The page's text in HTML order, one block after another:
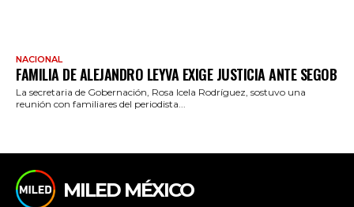
NACIONAL
FAMILIA DE ALEJANDRO LEYVA EXIGE JUSTICIA ANTE SEGOB
La secretaria de Gobernación, Rosa Icela Rodríguez, sostuvo una
reunión con familiares del periodista...
MILED MÉXICO